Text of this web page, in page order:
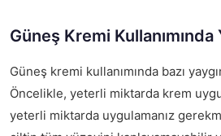
Güneş Kremi Kullanımında
Güneş kremi kullanımında bazı
Öncelikle, yeterli miktarda krem
yeterli miktarda uygulamanız